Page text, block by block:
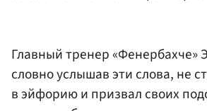
Главный тренер «Фенербахче»
словно услышав эти слова, не
в эйфорию и призвал своих